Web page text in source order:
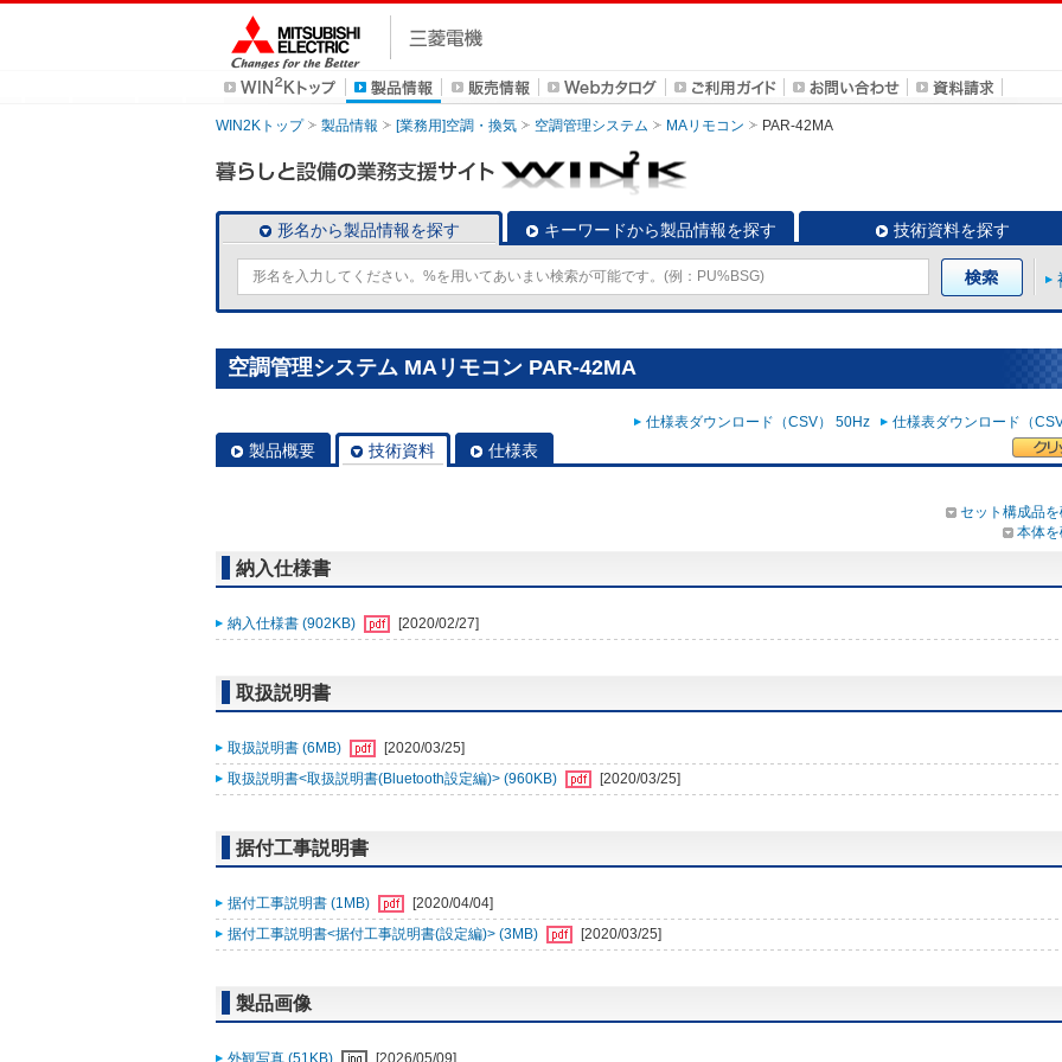
WIN2Kトップ 製品情報 [業務用]空調・換気 空調管理システム MAリモコン PAR-42MA
形名から製品情報を探す キーワードから製品情報を探す 技術資料を探す
空調管理システム MAリモコン PAR-42MA
仕様表ダウンロード（CSV） 50Hz 仕様表ダウンロード（
製品概要 技術資料 仕様表
セット構成品
本体
納入仕様書
納入仕様書 (902KB) [2020/02/27]
取扱説明書
取扱説明書 (6MB)
[2020/03/25]
取扱説明書<取扱説明書(Bluetooth設定編)> (960KB)
[2020/03/25]
据付工事説明書
据付工事説明書 (1MB)
[2020/04/04]
据付工事説明書<据付工事説明書(設定編)> (3MB)
[2020/03/25]
製品画像
外観写真 (51KB) [2026/05/09]